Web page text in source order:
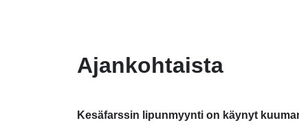
Ajankohtaista
Kesäfarssin lipunmyynti on käynyt